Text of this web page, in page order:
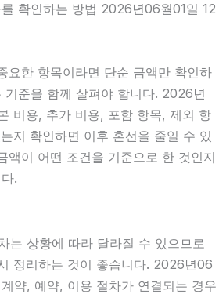
확인하는 방법 2026년06월01일 12
요한 항목이라면 단순 금액만 확인하
기준을 함께 살펴야 합니다. 2026년
비용, 추가 비용, 포함 항목, 제외 항
지 확인하면 이후 혼선을 줄일 수 있
액이 어떤 조건을 기준으로 한 것인지
.
는 상황에 따라 달라질 수 있으므로
정리하는 것이 좋습니다. 2026년06
약, 예약, 이용 절차가 연결되는 경우